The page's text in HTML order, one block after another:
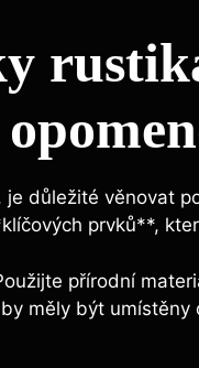
důležité věnovat
prvků**,
přírodní
měly být